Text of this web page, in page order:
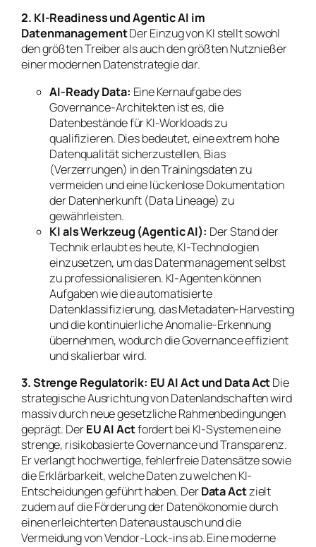
2. KI-Readiness und Agentic AI im
DatenmanagementDer Einzug von KI stellt sowohl
den größten Treiber als auch den größten Nutznießer
einer modernen Datenstrategie dar.
AI-Ready Data: Eine Kernaufgabe des
Governance-Architekten ist es, die
Datenbestände für KI-Workloads zu
qualifizieren. Dies bedeutet, eine extrem hohe
Datenqualität sicherzustellen, Bias
(Verzerrungen) in den Trainingsdaten zu
vermeiden und eine lückenlose Dokumentation
der Datenherkunft (Data Lineage) zu
gewährleisten.
KI als Werkzeug (Agentic AI): Der Stand der
Technik erlaubt es heute, KI-Technologien
einzusetzen, um das Datenmanagement selbst
zu professionalisieren. KI-Agenten können
Aufgaben wie die automatisierte
Datenklassifizierung, das Metadaten-Harvesting
und die kontinuierliche Anomalie-Erkennung
übernehmen, wodurch die Governance effizient
und skalierbar wird.
3. Strenge Regulatorik: EU AI Act und Data ActDie
strategische Ausrichtung von Datenlandschaften wird
massiv durch neue gesetzliche Rahmenbedingungen
geprägt. DerEU AI Actfordert bei KI-Systemen eine
strenge, risikobasierte Governance und Transparenz.
Er verlangt hochwertige, fehlerfreie Datensätze sowie
die Erklärbarkeit, welche Daten zu welchen KI-
Entscheidungen geführt haben. DerData Actzielt
zudem auf die Förderung der Datenökonomie durch
einen erleichterten Datenaustausch und die
Vermeidung von Vendor-Lock-ins ab. Eine moderne